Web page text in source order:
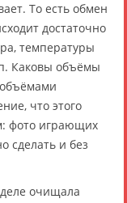
То есть обмен
достаточно
температуры
Каковы объёмы
объёмами
что этого
фото играющих
сделать и без
очищала